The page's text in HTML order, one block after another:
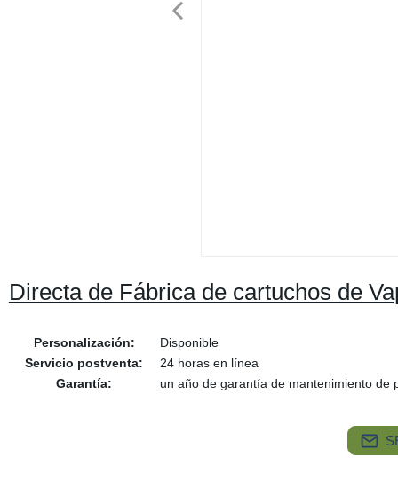
Directa de Fábrica de cartuchos de
Personalización:
Disponible
Servicio postventa:
24 horas en línea
Garantía:
un año de garantía de mantenimiento de